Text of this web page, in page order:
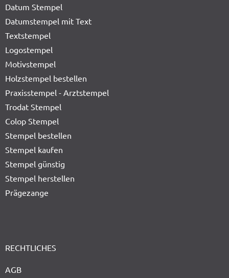
Datum Stempel
Datumstempel mit Text
Textstempel
Logostempel
Motivstempel
Holzstempel bestellen
Praxisstempel - Arztstempel
Trodat Stempel
Colop Stempel
Stempel bestellen
Stempel kaufen
Stempel günstig
Stempel herstellen
Prägezange
RECHTLICHES
AGB